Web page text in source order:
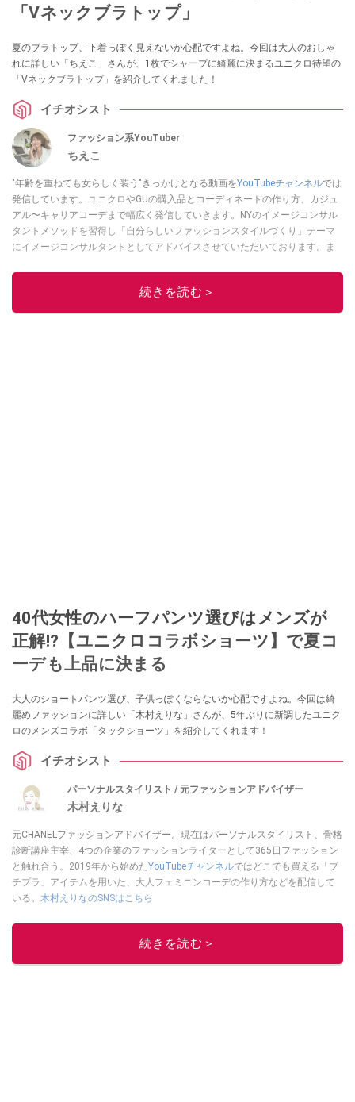
「Vネックブラトップ」
夏のブラトップ、下着っぽく見えないか心配ですよね。今回は大人のおしゃ
れに詳しい「ちえこ」さんが、1枚でシャープに綺麗に決まるユニクロ待望の
「Vネックブラトップ」を紹介してくれました！
イチオシスト
ファッション系YouTuber
ちえこ
"年齢を重ねても女らしく装う"きっかけとなる動画をYouTubeチャンネルでは
発信しています。ユニクロやGUの購入品とコーディネートの作り方、カジュ
アル〜キャリアコーデまで幅広く発信していきます。NYのイメージコンサル
タントメソッドを習得し「自分らしいファッションスタイルづくり」テーマ
にイメージコンサルタントとしてアドバイスさせていただいております。ま
積み上げ続けている外資系企業のコンサルタント（25年以上のキャリア）か
続きを読む＞
40代女性のハーフパンツ選びはメンズが
正解!?【ユニクロコラボショーツ】で夏コ
ーデも上品に決まる
大人のショートパンツ選び、子供っぽくならないか心配ですよね。今回は綺
麗めファッションに詳しい「木村えりな」さんが、5年ぶりに新調したユニク
ロのメンズコラボ「タックショーツ」を紹介してくれます！
イチオシスト
パーソナルスタイリスト / 元ファッションアドバイザー
木村えりな
元CHANELファッションアドバイザー。現在はパーソナルスタイリスト、骨格
診断講座主宰、4つの企業のファッションライターとして365日ファッション
と触れ合う。2019年から始めたYouTubeチャンネルではどこでも買える「プ
チプラ」アイテムを用いた、大人フェミニンコーデの作り方などを配信して
いる。 木村えりなのSNSはこちら
このイチオシストの他の記事を読む
続きを読む＞